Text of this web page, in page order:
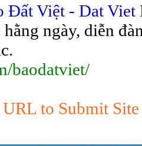
Đất Việt - Dat Viet
ngày, diễn
baodatviet/
to Submit